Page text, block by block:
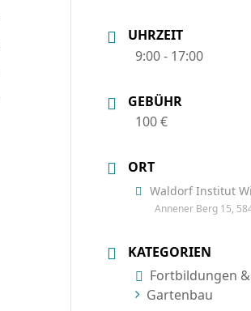
UHRZEIT
9:00 - 17:00
GEBÜHR
100 €
ORT
Waldorf Institut
Annener Berg 15,
KATEGORIEN
Fortbildungen
Gartenbau